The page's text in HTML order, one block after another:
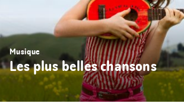
Musique
Les plus belles chansons